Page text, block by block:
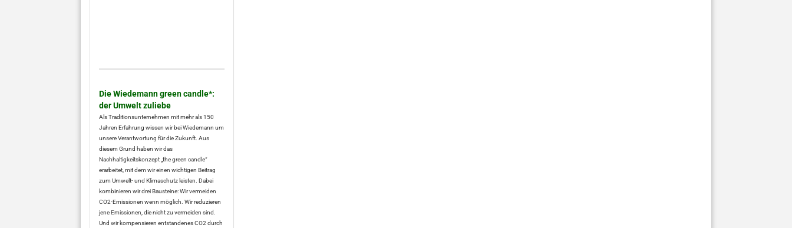
Die Wiedemann green candle*:
der Umwelt zuliebe
Als Traditionsunternehmen mit mehr als 150
Jahren Erfahrung wissen wir bei Wiedemann um
unsere Verantwortung für die Zukunft. Aus
diesem Grund haben wir das
Nachhaltigkeitskonzept „the green candle“
erarbeitet, mit dem wir einen wichtigen Beitrag
zum Umwelt- und Klimaschutz leisten. Dabei
kombinieren wir drei Bausteine: Wir vermeiden
CO2-Emissionen wenn möglich. Wir reduzieren
jene Emissionen, die nicht zu vermeiden sind.
Und wir kompensieren entstandenes CO2 durch